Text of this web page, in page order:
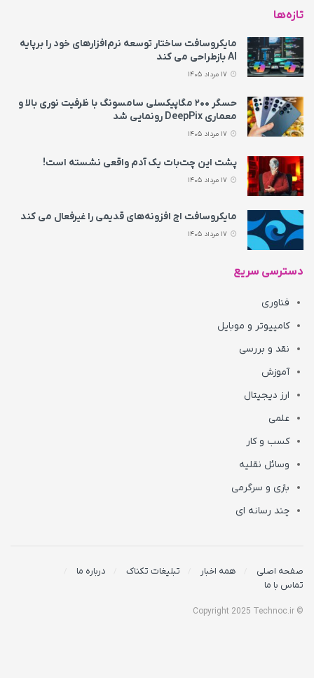
تازه‌ها
مایکروسافت ساختار توسعه نرم‌افزارهای خود را برپایه
AI بازطراحی می‌ کند
حسگر ۲۰۰ مگاپیکسلی سامسونگ با ظرفیت نوری بالا و
معماری DeepPix رونمایی شد
پشت این چت‌بات یک آدم واقعی نشسته است!
مایکروسافت اج افزونه‌های قدیمی را غیرفعال می‌ کند
دسترسی سریع
فناوری
کامپیوتر و موبایل
نقد و بررسی
آموزش
ارز دیجیتال
علمی
کسب و کار
وسائل نقلیه
بازی و سرگرمی
چند رسانه ای
صفحه اصلی همه اخبار تبلیغات تکناک
درباره ما
تماس با ما
© Copyright 2025 Technoc.ir